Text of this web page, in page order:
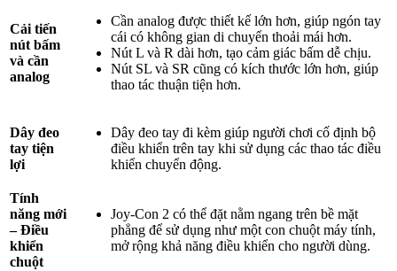
Cải tiến
nút bấm
và cần
analog
Cần analog được thiết kế lớn hơn, giúp ngón tay
cái có không gian di chuyển thoải mái hơn.
Nút L và R dài hơn, tạo cảm giác bấm dễ chịu.
Nút SL và SR cũng có kích thước lớn hơn, giúp
thao tác thuận tiện hơn.
Dây đeo
tay tiện
lợi
Dây đeo tay đi kèm giúp người chơi cố định bộ
điều khiển trên tay khi sử dụng các thao tác điều
khiển chuyển động.
Tính
năng mới
– Điều
khiển
chuột
Joy-Con 2 có thể đặt nằm ngang trên bề mặt
phẳng để sử dụng như một con chuột máy tính,
mở rộng khả năng điều khiển cho người dùng.